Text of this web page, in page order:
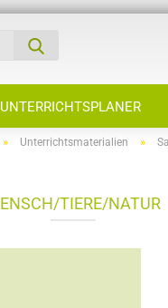
UNTERRICHTSPLANER
» Unterrichtsmaterialien »
TIERE/NATUR